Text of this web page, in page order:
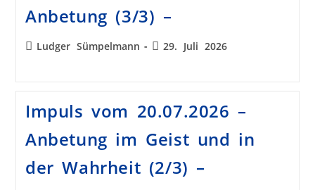
Anbetung (3/3) –
Ludger Sümpelmann 29. Juli 2026
Impuls vom 20.07.2026 –
Anbetung im Geist und in
der Wahrheit (2/3) –